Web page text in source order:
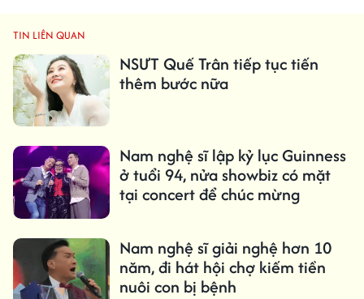
TIN LIÊN QUAN
NSƯT Quế Trân tiếp tục tiến
thêm bước nữa
Nam nghệ sĩ lập kỷ lục Guinness
ở tuổi 94, nửa showbiz có mặt
tại concert để chúc mừng
Nam nghệ sĩ giải nghệ hơn 10
năm, đi hát hội chợ kiếm tiền
nuôi con bị bệnh